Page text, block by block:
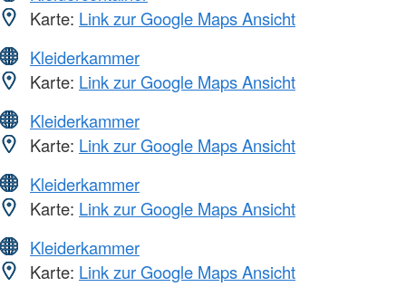
Karte: Link zur Google Maps Ansicht
Kleiderkammer
Karte: Link zur Google Maps Ansicht
Kleiderkammer
Karte: Link zur Google Maps Ansicht
Kleiderkammer
Karte: Link zur Google Maps Ansicht
Kleiderkammer
Karte: Link zur Google Maps Ansicht